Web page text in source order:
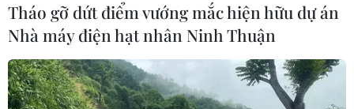
Tháo gỡ dứt điểm vướng mắc hiện hữu dự án
Nhà máy điện hạt nhân Ninh Thuận